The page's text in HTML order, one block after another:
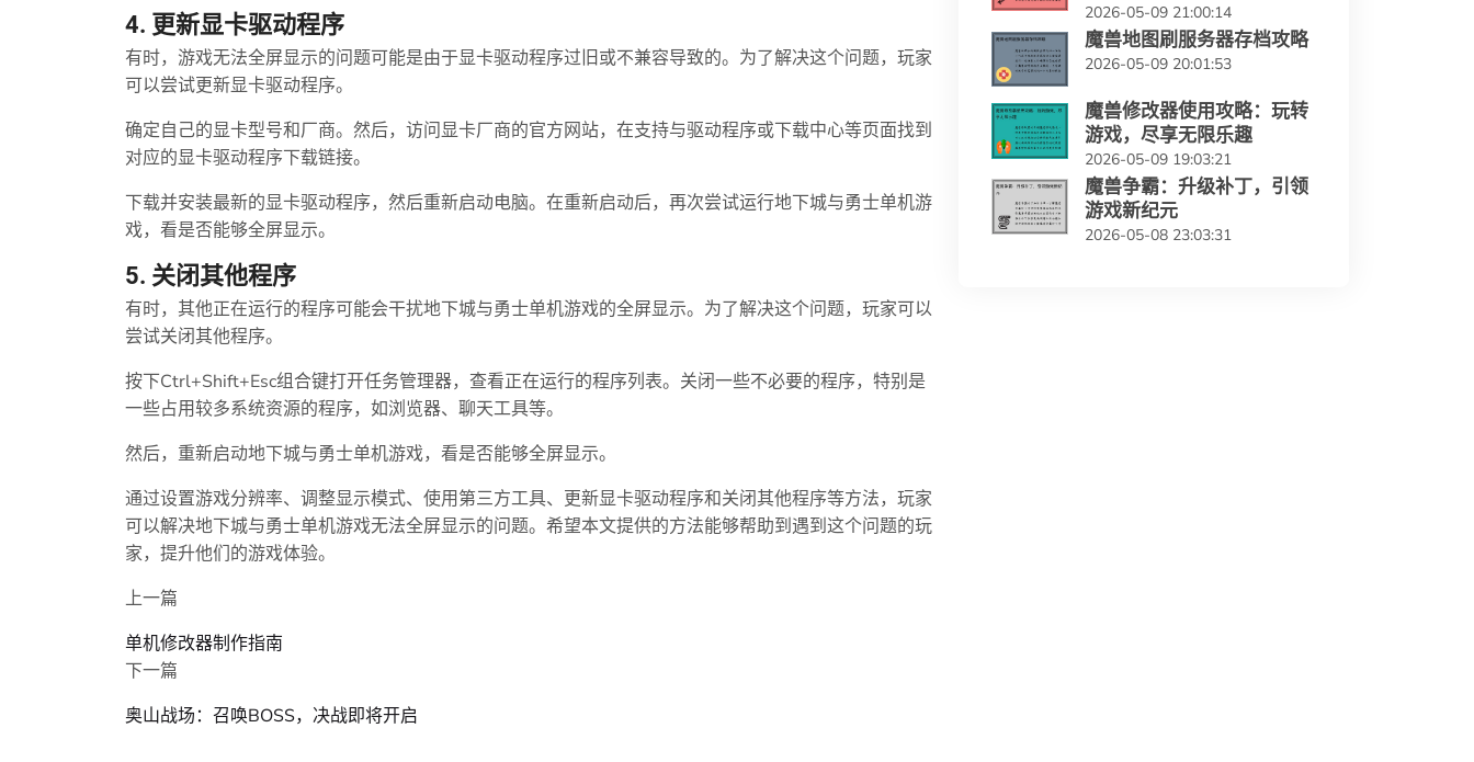
4. 更新显卡驱动程序
有时，游戏无法全屏显示的问题可能是由于显卡驱动程序过旧或不兼容导致的。为了解决这个问题，玩家
可以尝试更新显卡驱动程序。
确定自己的显卡型号和厂商。然后，访问显卡厂商的官方网站，在支持与驱动程序或下载中心等页面找到
对应的显卡驱动程序下载链接。
下载并安装最新的显卡驱动程序，然后重新启动电脑。在重新启动后，再次尝试运行地下城与勇士单机游
戏，看是否能够全屏显示。
5. 关闭其他程序
有时，其他正在运行的程序可能会干扰地下城与勇士单机游戏的全屏显示。为了解决这个问题，玩家可以
尝试关闭其他程序。
按下Ctrl+Shift+Esc组合键打开任务管理器，查看正在运行的程序列表。关闭一些不必要的程序，特别是
一些占用较多系统资源的程序，如浏览器、聊天工具等。
然后，重新启动地下城与勇士单机游戏，看是否能够全屏显示。
通过设置游戏分辨率、调整显示模式、使用第三方工具、更新显卡驱动程序和关闭其他程序等方法，玩家
可以解决地下城与勇士单机游戏无法全屏显示的问题。希望本文提供的方法能够帮助到遇到这个问题的玩
家，提升他们的游戏体验。
上一篇
单机修改器制作指南
下一篇
奥山战场：召唤BOSS，决战即将开启
2026-05-09 21:00:14
魔兽地图刷服务器存档攻略
2026-05-09 20:01:53
魔兽修改器使用攻略：玩转
游戏，尽享无限乐趣
2026-05-09 19:03:21
魔兽争霸：升级补丁，引领
游戏新纪元
2026-05-08 23:03:31